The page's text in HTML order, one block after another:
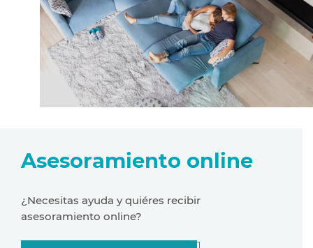
Asesoramiento online
¿Necesitas ayuda y quiéres recibir
asesoramiento online?